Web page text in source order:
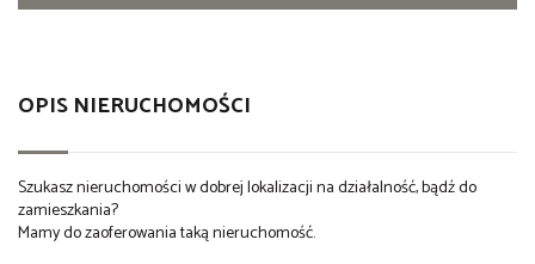
OPIS NIERUCHOMOŚCI
Szukasz nieruchomości w dobrej lokalizacji na działalność, bądź do
zamieszkania?
Mamy do zaoferowania taką nieruchomość.